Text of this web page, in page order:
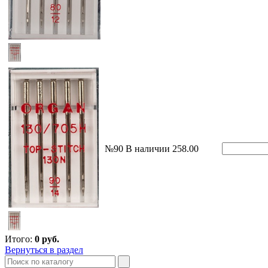
№90 В наличии 258.00
Итого: 0 руб.
Вернуться в раздел